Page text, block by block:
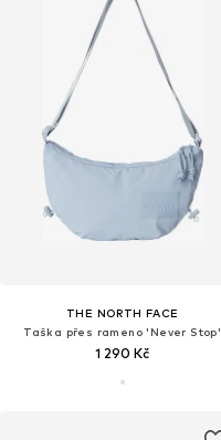
THE NORTH FACE
Taška přes rameno 'Never Stop'
1 290 Kč